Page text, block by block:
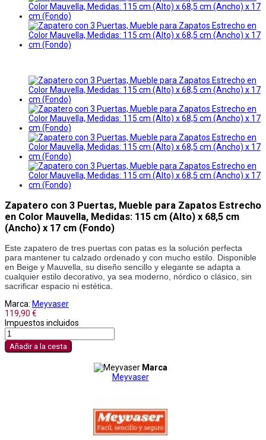
Zapatero con 3 Puertas, Mueble para Zapatos Estrecho
en Color Mauvella, Medidas: 115 cm (Alto) x 68,5 cm
(Ancho) x 17 cm (Fondo)
Este zapatero de tres puertas con patas es la solución perfecta
para mantener tu calzado ordenado y con mucho estilo. Disponible
en Beige y Mauvella, su diseño sencillo y elegante se adapta a
cualquier estilo decorativo, ya sea moderno, nórdico o clásico, sin
sacrificar espacio ni estética.
Marca: Meyvaser
119,90 €
Impuestos incluidos
Añadir a la cesta
Marca
Meyvaser